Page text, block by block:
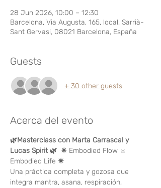
28 Jun 2026, 10:00 – 12:30
Barcelona, Via Augusta, 165, local, Sarrià-
Sant Gervasi, 08021 Barcelona, España
Guests
+ 30 other guests
Acerca del evento
🌿Masterclass con Marta Carrascal y
Lucas Spirit 🌿 ✷ Embodied Flow ☼
Embodied Life ✷
Una práctica completa y gozosa que
integra mantra, asana, respiración,